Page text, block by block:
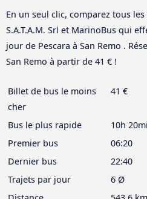
En un seul clic, comparez tous
S.A.T.A.M. Srl et MarinoBus qui
jour de Pescara à San Remo .
San Remo à partir de 41 € !
Billet de bus le moins
cher
41 €
Bus le plus rapide
10h
Premier bus
06:20
Dernier bus
22:40
Trajets par jour
6 Ø